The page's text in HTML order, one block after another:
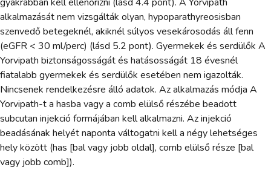
alkalmazását nem vizsgálták olyan, hypoparathyreosisban
szenvedő betegeknél, akiknél súlyos vesekárosodás áll fenn
(eGFR < 30 ml/perc) (lásd 5.2 pont). Gyermekek és serdülők A
Yorvipath biztonságosságát és hatásosságát 18 évesnél
fiatalabb gyermekek és serdülők esetében nem igazolták.
Nincsenek rendelkezésre álló adatok. Az alkalmazás módja A
Yorvipath-t a hasba vagy a comb elülső részébe beadott
subcutan injekció formájában kell alkalmazni. Az injekció
beadásának helyét naponta váltogatni kell a négy lehetséges
hely között (has [bal vagy jobb oldal], comb elülső része [bal
vagy jobb comb]).